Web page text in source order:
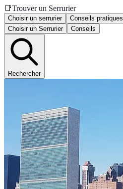
📑Trouver un Serrurier
Choisir un serrurier Conseils pratiques
Choisir un Serrurier
Conseils
Rechercher